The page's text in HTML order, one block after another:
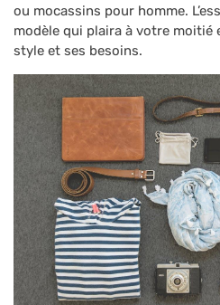
ou mocassins pour homme.
modèle qui plaira à votre moitié
style et ses besoins.